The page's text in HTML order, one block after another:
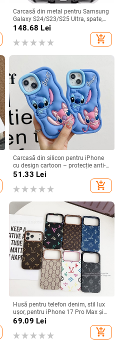
Carcasă din metal pentru Samsung
Galaxy S24/S23/S25 Ultra, spate,
prelucrată, personalizabilă, disipare
căldură, anti-cadere, anti-amprentă
148.68 Lei
add_shopping_cart
Carcasă din silicon pentru iPhone
cu design cartoon – protecție anti-
cădere, finisaj mat, compatibilă cu
(Pro/Max)
51.33 Lei
add_shopping_cart
Husă pentru telefon denim, stil lux
ușor, pentru iPhone 17 Pro Max și
iPhone 16, cu acoperire totală
69.09 Lei
add_shopping_cart